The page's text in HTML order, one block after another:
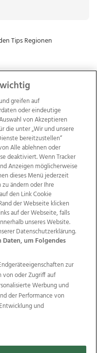
Kontakt
Jobs
AGB Anzeigekunden
Politische Werbung
Wimmer
Ischler Woche
OÖN Immobilien
Promenaden Galerien
greifen auf
oder eindeutige
von Akzeptieren
die unter „Wir und unsere
bereitzustellen“
Alle ablehnen oder
deaktiviert. Wenn Tracker
Anzeigen möglicherweise
dieses Menü jederzeit
ändern oder Ihre
den Link Cookie
der Webseite klicken
auf der Webseite, falls
unseres Website.
Datenschutzerklärung.
um Folgendes
zur
von oder Zugriff auf
Werbung und
der Performance von
und